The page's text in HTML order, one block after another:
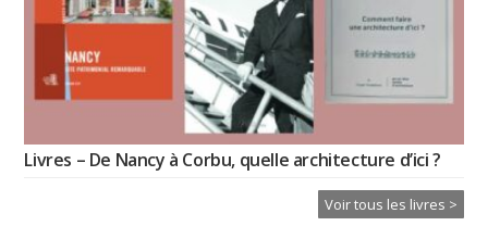
Livres – De Nancy à Corbu, quelle architecture d’ici ?
Voir tous les livres >